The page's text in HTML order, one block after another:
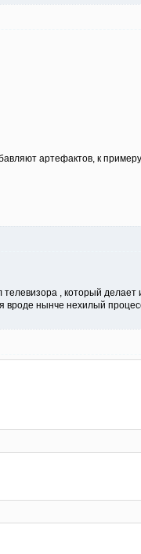
артефактов, к
, который делает
вроде нынче нехилый